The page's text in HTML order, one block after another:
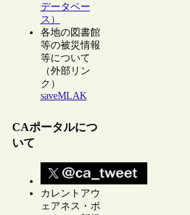
データベー
ス）
各地の図書館
等の被災情報
等について
（外部リン
ク）
saveMLAK
CAポータルにつ
いて
カレントアウ
ェアネス・ポ